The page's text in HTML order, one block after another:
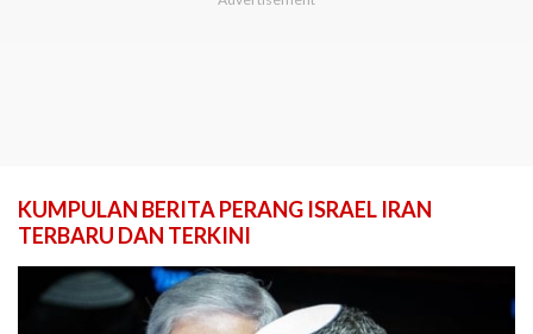
KUMPULAN BERITA PERANG ISRAEL IRAN
TERBARU DAN TERKINI